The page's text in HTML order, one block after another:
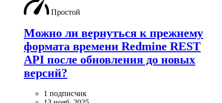
Простой
Можно ли вернуться к прежнему
формата времени Redmine REST
API после обновления до новых
версий?
1 подписчик